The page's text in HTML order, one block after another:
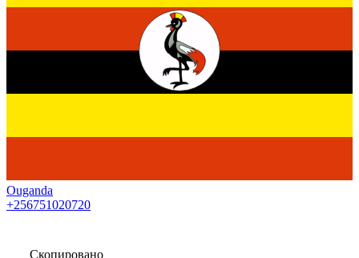
Ouganda
+256751020720
Скопировано